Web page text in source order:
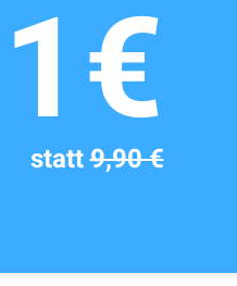
1€
statt9,90 €